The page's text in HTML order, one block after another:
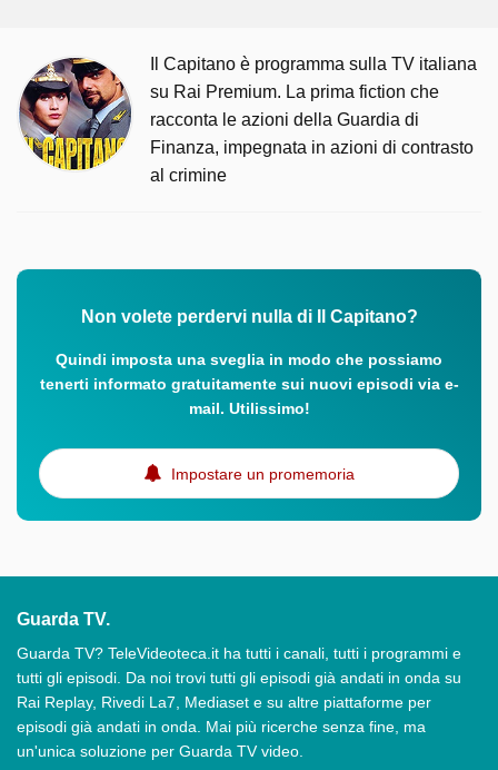
Il Capitano è programma sulla TV italiana
su Rai Premium. La prima fiction che
racconta le azioni della Guardia di
Finanza, impegnata in azioni di contrasto
al crimine
Non volete perdervi nulla di Il Capitano?
Quindi imposta una sveglia in modo che possiamo
tenerti informato gratuitamente sui nuovi episodi via e-
mail. Utilissimo!
Impostare un promemoria
Guarda TV.
Guarda TV? TeleVideoteca.it ha tutti i canali, tutti i programmi e
tutti gli episodi. Da noi trovi tutti gli episodi già andati in onda su
Rai Replay, Rivedi La7, Mediaset e su altre piattaforme per
episodi già andati in onda. Mai più ricerche senza fine, ma
un'unica soluzione per Guarda TV video.